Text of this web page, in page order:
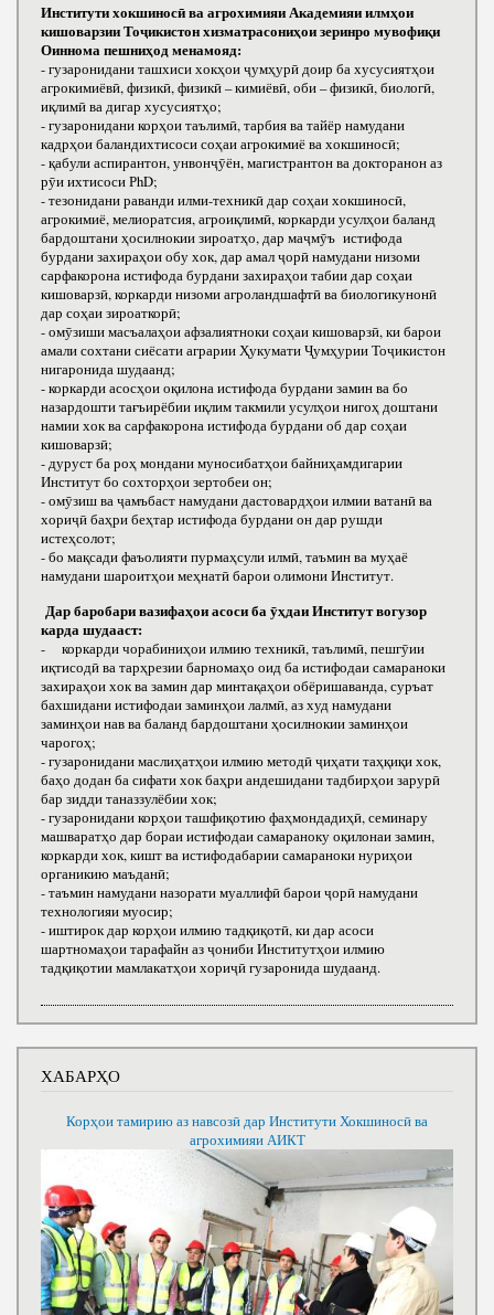
Институти хокшиносӣ ва агрохимияи Академияи илмҳои
кишоварзии Тоҷикистон хизматрасониҳои зеринро мувофиқи
Оиннома пешниҳод менамояд:
- гузаронидани ташхиси хокҳои ҷумҳурӣ доир ба хусусиятҳои
агрокимиёвӣ, физикӣ, физикӣ – кимиёвӣ, оби – физикӣ, биологӣ,
иқлимӣ ва дигар хусусиятҳо;
- гузаронидани корҳои таълимӣ, тарбия ва тайёр намудани
кадрҳои баландихтисоси соҳаи агрокимиё ва хокшиносӣ;
- қабули аспирантон, унвонҷӯён, магистрантон ва докторанон аз
рӯи ихтисоси РhD;
- тезонидани раванди илми-техникӣ дар соҳаи хокшиносӣ,
агрокимиё, мелиоратсия, агроиқлимӣ, коркарди усулҳои баланд
бардоштани ҳосилнокии зироатҳо, дар маҷмӯъ истифода
бурдани захираҳои обу хок, дар амал ҷорӣ намудани низоми
сарфакорона истифода бурдани захираҳои табии дар соҳаи
кишоварзӣ, коркарди низоми агроландшафтӣ ва биологикунонӣ
дар соҳаи зироаткорӣ;
- омӯзиши масъалаҳои афзалиятноки соҳаи кишоварзӣ, ки барои
амали сохтани сиёсати аграрии Ҳукумати Ҷумҳурии Тоҷикистон
нигаронида шудаанд;
- коркарди асосҳои оқилона истифода бурдани замин ва бо
назардошти тағъирёбии иқлим такмили усулҳои нигоҳ доштани
намии хок ва сарфакорона истифода бурдани об дар соҳаи
кишоварзӣ;
- дуруст ба роҳ мондани муносибатҳои байниҳамдигарии
Институт бо сохторҳои зертобеи он;
- омӯзиш ва ҷамъбаст намудани дастовардҳои илмии ватанӣ ва
хориҷӣ баҳри беҳтар истифода бурдани он дар рушди
истеҳсолот;
- бо мақсади фаъолияти пурмаҳсули илмӣ, таъмин ва муҳаё
намудани шароитҳои меҳнатӣ барои олимони Институт.
Дар баробари вазифаҳои асоси ба ӯҳдаи Институт вогузор
карда шудааст:
- коркарди чорабиниҳои илмию техникӣ, таълимӣ, пешгӯии
иқтисодӣ ва тарҳрезии барномаҳо оид ба истифодаи самараноки
захираҳои хок ва замин дар минтақаҳои обёришаванда, суръат
бахшидани истифодаи заминҳои лалмӣ, аз худ намудани
заминҳои нав ва баланд бардоштани ҳосилнокии заминҳои
чарогоҳ;
- гузаронидани маслиҳатҳои илмию методӣ ҷиҳати таҳқиқи хок,
баҳо додан ба сифати хок баҳри андешидани тадбирҳои зарурӣ
бар зидди таназзулёбии хок;
- гузаронидани корҳои ташфиқотию фаҳмондадиҳӣ, семинару
машваратҳо дар бораи истифодаи самараноку оқилонаи замин,
коркарди хок, кишт ва истифодабарии самараноки нуриҳои
органикию маъданӣ;
- таъмин намудани назорати муаллифӣ барои ҷорӣ намудани
технологияи муосир;
- иштирок дар корҳои илмию тадқиқотӣ, ки дар асоси
шартномаҳои тарафайн аз ҷониби Институтҳои илмию
тадқиқотии мамлакатҳои хориҷӣ гузаронида шудаанд.
ХАБАРҲО
Корҳои тамирию аз навсозӣ дар Институти Хокшиносӣ ва
агрохимияи АИКТ